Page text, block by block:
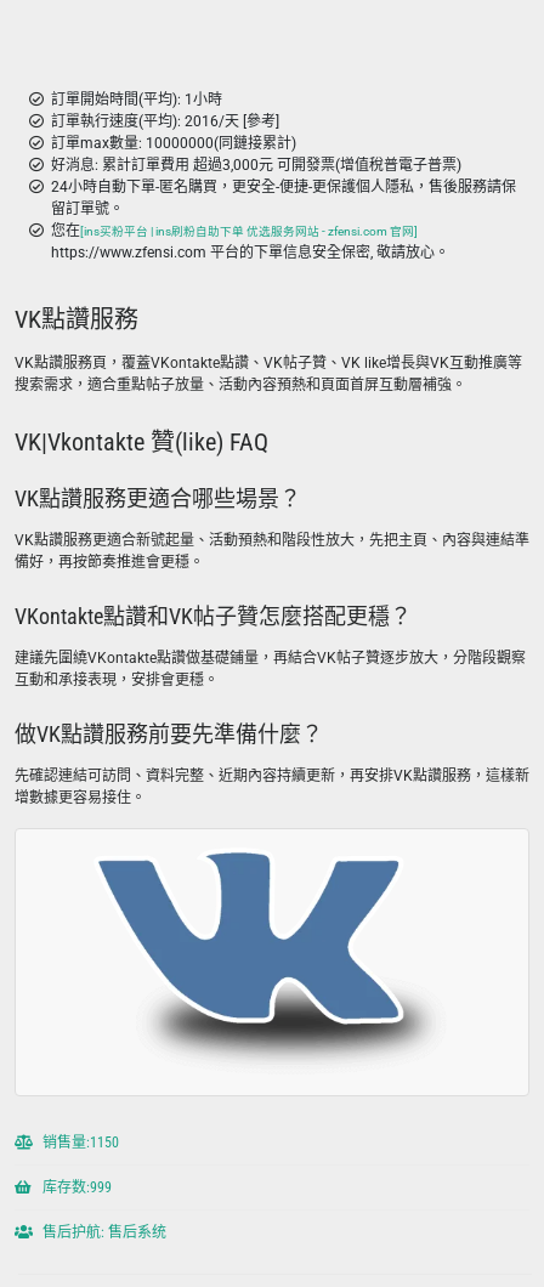
訂單開始時間(平均): 1小時
訂單執行速度(平均): 2016/天 [參考]
訂單max數量: 10000000(同鏈接累計)
好消息: 累計訂單費用 超過3,000元 可開發票(增值稅普電子普票)
24小時自動下單-匿名購買，更安全-便捷-更保護個人隱私，售後服務請保
留訂單號。
您在[ins买粉平台 | ins刷粉自助下单 优选服务网站 - zfensi.com 官网]
https://www.zfensi.com 平台的下單信息安全保密, 敬請放心。
VK點讚服務
VK點讚服務頁，覆蓋VKontakte點讚、VK帖子贊、VK like增長與VK互動推廣等
搜索需求，適合重點帖子放量、活動內容預熱和頁面首屏互動層補強。
VK|Vkontakte 贊(like) FAQ
VK點讚服務更適合哪些場景？
VK點讚服務更適合新號起量、活動預熱和階段性放大，先把主頁、內容與連結準
備好，再按節奏推進會更穩。
VKontakte點讚和VK帖子贊怎麼搭配更穩？
建議先圍繞VKontakte點讚做基礎鋪量，再結合VK帖子贊逐步放大，分階段觀察
互動和承接表現，安排會更穩。
做VK點讚服務前要先準備什麼？
先確認連結可訪問、資料完整、近期內容持續更新，再安排VK點讚服務，這樣新
增數據更容易接住。
销售量:1150
库存数:999
售后护航: 售后系统